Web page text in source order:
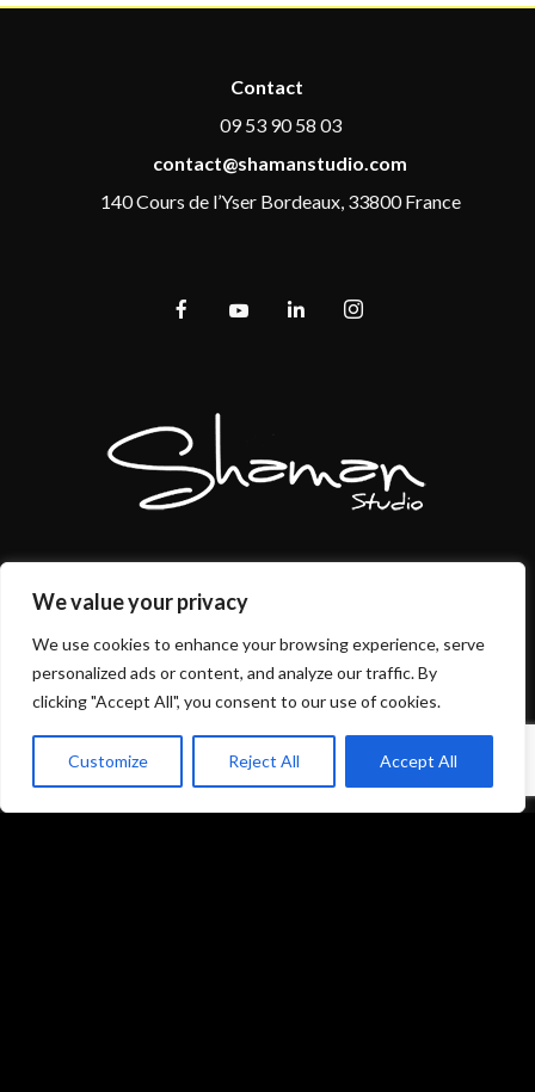
We value your privacy
We use cookies to enhance your browsing experience, serve
personalized ads or content, and analyze our traffic. By
clicking "Accept All", you consent to our use of cookies.
Customize Reject All Accept All
Contact
09 53 90 58 03
contact@shamanstudio.com
140 Cours de l’Yser Bordeaux, 33800 France